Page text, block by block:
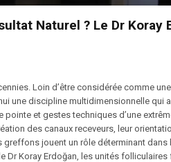
Naturel ? Le Dr Koray
Loin d’être considérée comme
une discipline multidimensionnelle qui
et gestes techniques d’une
des canaux receveurs, leur
jouent un rôle déterminant dans
Koray Erdoğan, les unités folliculaires